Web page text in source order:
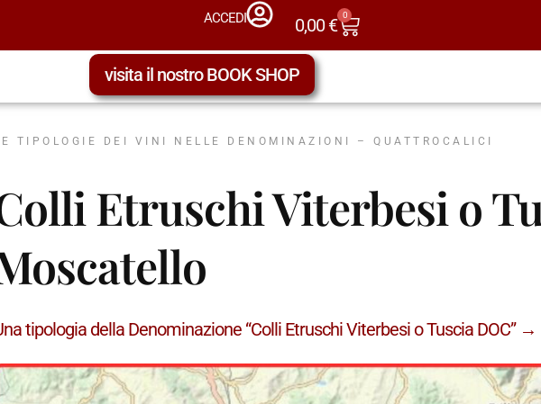
ACCEDI 0,00€ 0
visita il nostro BOOK SHOP
TIPOLOGIE DEI VINI NELLE DENOMINAZIONI – QUATTROCALICI
Etruschi Viterbesi o
tipologia della Denominazione “Colli Etruschi Viterbesi o Tuscia DOC” →